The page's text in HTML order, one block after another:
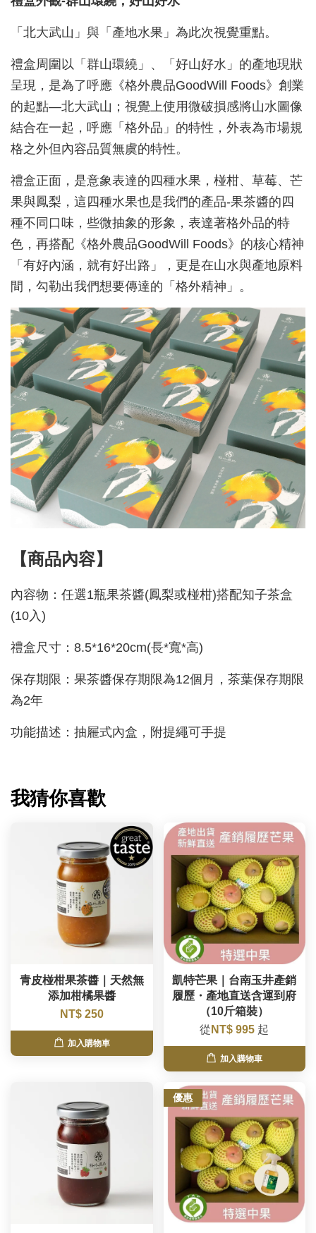
「北大武山」與「產地水果」為此次視覺重點。
禮盒周圍以「群山環繞」、「好山好水」的產地現狀
呈現，是為了呼應《格外農品GoodWill Foods》創業
的起點—北大武山；視覺上使用微破損感將山水圖像
結合在一起，呼應「格外品」的特性，外表為市場規
格之外但內容品質無虞的特性。
禮盒正面，是意象表達的四種水果，椪柑、草莓、芒
果與鳳梨，這四種水果也是我們的產品-果茶醬的四
種不同口味，些微抽象的形象，表達著格外品的特
色，再搭配《格外農品GoodWill Foods》的核心精神
「有好內涵，就有好出路」，更是在山水與產地原料
間，勾勒出我們想要傳達的「格外精神」。
【商品內容】
內容物：任選1瓶果茶醬(鳳梨或椪柑)搭配知子茶盒
(10入)
禮盒尺寸：8.5*16*20cm(長*寬*高)
保存期限：果茶醬保存期限為12個月，茶葉保存期限
為2年
功能描述：抽屜式內盒，附提繩可手提
我猜你喜歡
青皮椪柑果茶醬｜天然無
添加柑橘果醬
NT$ 250
加入購物車
凱特芒果｜台南玉井產銷
履歷・產地直送含運到府
（10斤箱裝）
從 NT$ 995 起
加入購物車
優惠